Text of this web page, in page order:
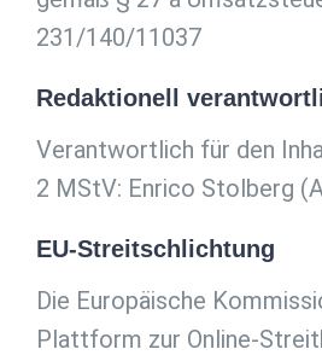
231/140/11037
Redaktionell
Verantwortlich für den
2 MStV: Enrico Stolberg
EU-Streitschlichtung
Die Europäische
Plattform zur Online-